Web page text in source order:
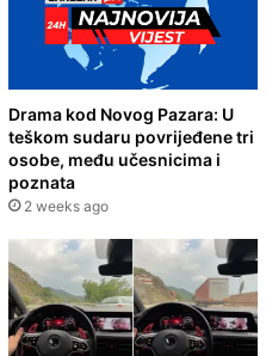
Drama kod Novog Pazara: U
teškom sudaru povrijeđene tri
osobe, među učesnicima i
poznata
2 weeks ago